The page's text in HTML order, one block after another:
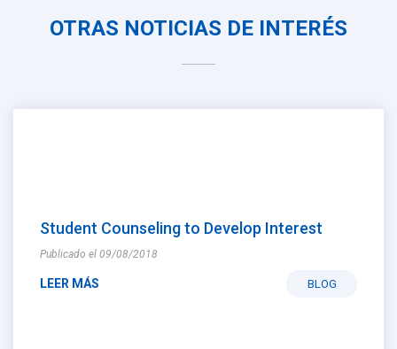
OTRAS NOTICIAS DE INTERÉS
Student Counseling to Develop Interest
Publicado el 09/08/2018
LEER MÁS BLOG